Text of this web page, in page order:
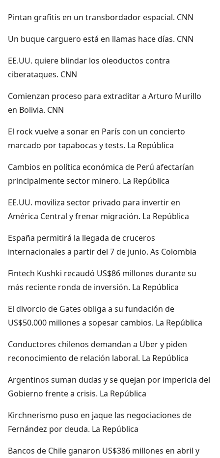
Pintan grafitis en un transbordador espacial. CNN
Un buque carguero está en llamas hace días. CNN
EE.UU. quiere blindar los oleoductos contra
ciberataques. CNN
Comienzan proceso para extraditar a Arturo Murillo
en Bolivia. CNN
El rock vuelve a sonar en París con un concierto
marcado por tapabocas y tests. La República
Cambios en política económica de Perú afectarían
principalmente sector minero. La República
EE.UU. moviliza sector privado para invertir en
América Central y frenar migración. La República
España permitirá la llegada de cruceros
internacionales a partir del 7 de junio. As Colombia
Fintech Kushki recaudó US$86 millones durante su
más reciente ronda de inversión. La República
El divorcio de Gates obliga a su fundación de
US$50.000 millones a sopesar cambios. La República
Conductores chilenos demandan a Uber y piden
reconocimiento de relación laboral. La República
Argentinos suman dudas y se quejan por impericia del
Gobierno frente a crisis. La República
Kirchnerismo puso en jaque las negociaciones de
Fernández por deuda. La República
Bancos de Chile ganaron US$386 millones en abril y